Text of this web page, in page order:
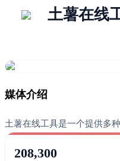
土薯在线
媒体介绍
土薯在线工具是一个提供多
208,300